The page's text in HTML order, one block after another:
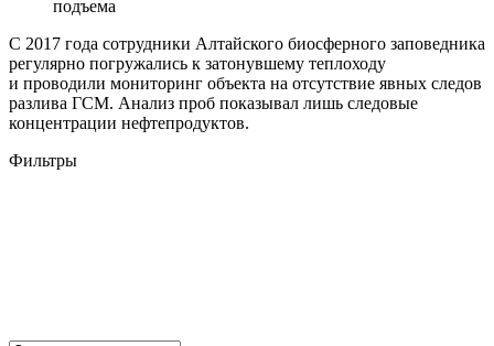
подъема
С 2017 года сотрудники Алтайского биосферного заповедника
регулярно погружались к затонувшему теплоходу
и проводили мониторинг объекта на отсутствие явных следов
разлива ГСМ. Анализ проб показывал лишь следовые
концентрации нефтепродуктов.
Фильтры